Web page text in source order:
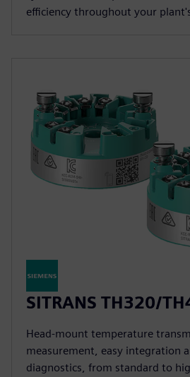
efficiency throughout your
SITRANS TH320/
Head-mount temperature
measurement, easy integration
diagnostics, from standard to